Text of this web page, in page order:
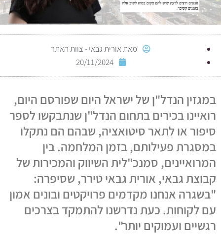
מאתאורית גבאי - צוות האתר
20/11/2024
במגזין הנדל"ן של ישראל היום שפורסם היום,
רואיינו בכירים בתחום הנדל"ן שנתבקשו לספר
סיפור או לתאר סיטואציה, שבהם הם נתקלו
במסגרת פעילותם, בזמן המלחמה. בין
המרואיינים, סמנכ"לית השיווק והמכירות של
קבוצת גבאי, אורית גבאי טירר, שסיפרה:
"בשגרה אנחנו מקדמים פרויקטים ובונים אמון
עם לקוחות. כעת נדרשנו להתמקד בצרכים
רגשיים ועמוקים יותר".